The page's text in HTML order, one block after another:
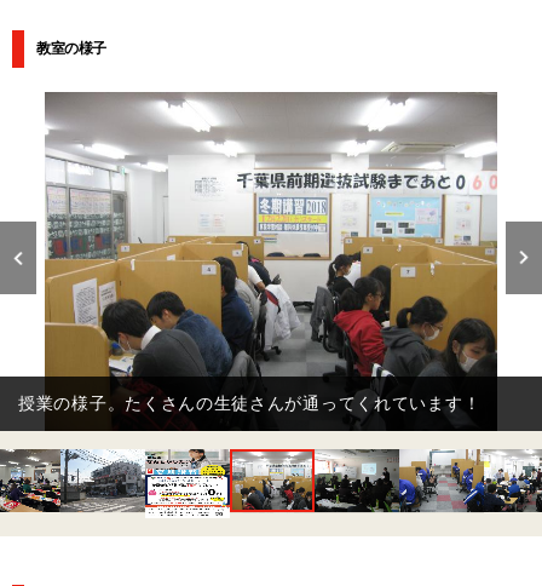
教室の様子
講師も定期的に研修を行い日々スキルアップしています！